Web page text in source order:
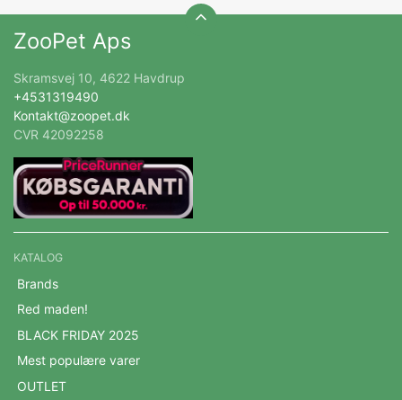
ZooPet Aps
Skramsvej 10, 4622 Havdrup
+4531319490
Kontakt@zoopet.dk
CVR 42092258
KATALOG
Brands
Red maden!
BLACK FRIDAY 2025
Mest populære varer
OUTLET